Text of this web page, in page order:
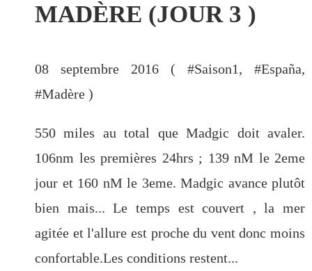
MADÈRE (JOUR 3 )
08 septembre 2016 ( #Saison1, #España,
#Madère )
550 miles au total que Madgic doit avaler.
106nm les premières 24hrs ; 139 nM le 2eme
jour et 160 nM le 3eme. Madgic avance plutôt
bien mais... Le temps est couvert , la mer
agitée et l'allure est proche du vent donc moins
confortable.Les conditions restent...